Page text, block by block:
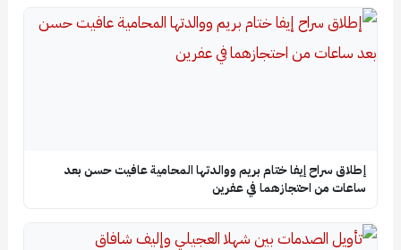
إطلاق سراح إيفا ختام بريم ووالدتها المحامية عافيت حسن بعد
ساعات من احتجازهما في عفرين